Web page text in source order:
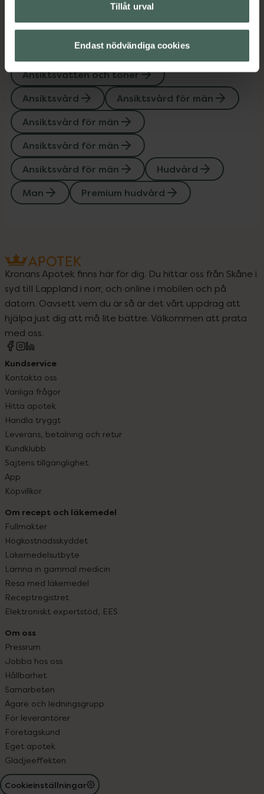
Tillåt urval
Endast nödvändiga cookies
Upptäck flera produkter inom
Ansiktsvatten och toner
Ansiktsvård
Ansiktsvård för män
Ansiktsvård för män
Ansiktsvård för män
Ansiktsvård för män
Hudvård
Man
Premium hudvård
Kronans Apotek finns här för dig. Du hittar oss från Skåne i
syd till Lappland i norr, och online i mobilen och på
datorn. Oavsett vem du är så är det vårt uppdrag att
hjälpa just dig att må lite bättre. Välkommen att prata
med oss.
Kundservice
Kontakta oss
Vanliga frågor
Hitta apotek
Handla tryggt
Leverans, betalning och retur
Kundklubb
Sajtens tillgänglighet
App
Köpvillkor
Om recept och läkemedel
Fullmakter
Högkostnadsskyddet
Läkemedelsutbyte
Lämna in gammal medicin
Resa med läkemedel
Receptregistret
Elektroniskt expertstöd, EES
Om oss
Pressrum
Jobba hos oss
Hållbarhet
Samarbeten
Ägare och ledningsgrupp
För leverantörer
Företagskund
Eget apotek
Glädjeeffekten
Cookieinställningar